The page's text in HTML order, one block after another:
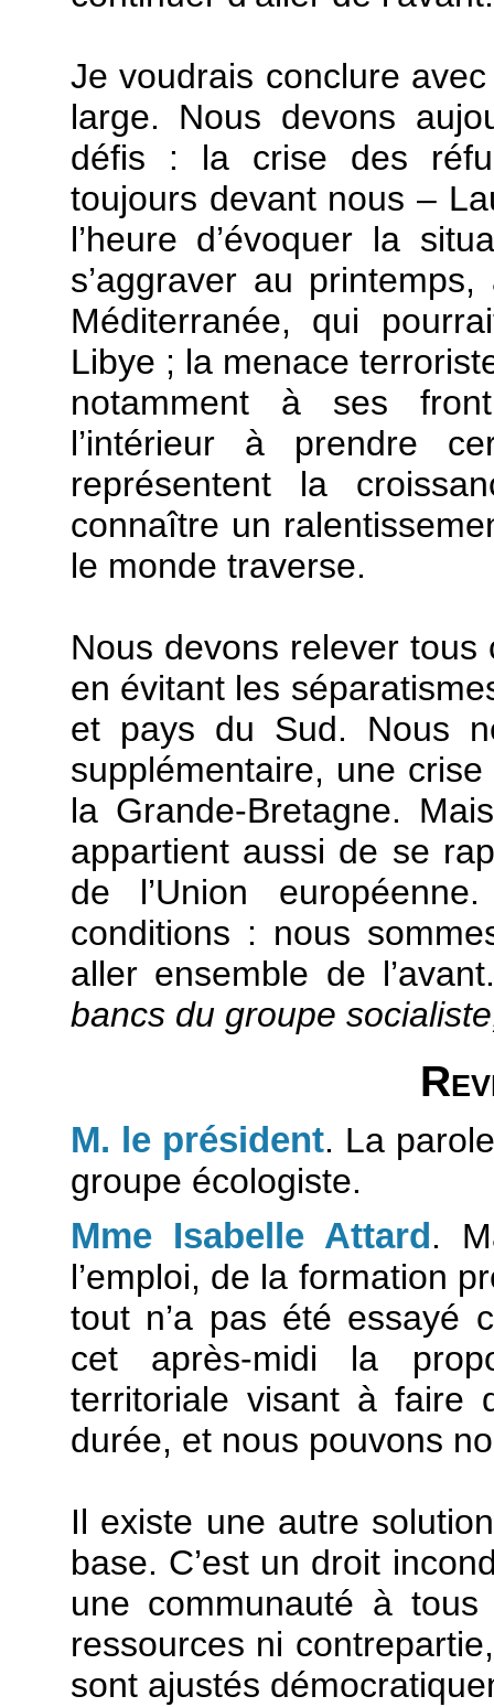
Je voudrais conclure
large. Nous devons
défis : la crise des
toujours devant nous –
l’heure d’évoquer la
s’aggraver au
Méditerranée, qui
Libye ; la menace
notamment à ses
l’intérieur à prendre
représentent la
connaître un
le monde traverse.
Nous devons relever
en évitant les
et pays du Sud. Nous
supplémentaire, une
la Grande-Bretagne.
appartient aussi de se
de l’Union
conditions : nous
aller ensemble de
bancs du groupe
M. le président. La
groupe écologiste.
Mme Isabelle Attard .
l’emploi, de la formation
tout n’a pas été essayé
cet après-midi la
territoriale visant à faire
durée, et nous pouvons
Il existe une autre
base. C’est un droit
une communauté à
ressources ni
sont ajustés